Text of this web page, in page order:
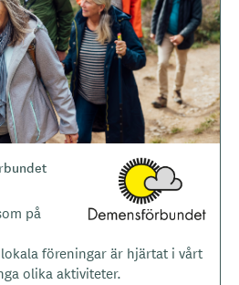
g
t
y
på
föreningar är hjärtat i vårt
olika aktiviteter.